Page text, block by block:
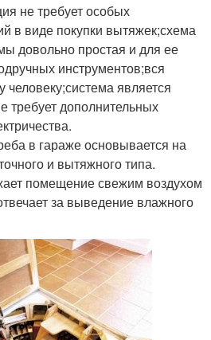
не требует особых
в виде покупки вытяжек;схема
довольно простая и для ее
инструментов;вся
человеку;система является
требует дополнительных
в гараже основывается на
и вытяжного типа.
помещение свежим воздухом
за выведение влажного